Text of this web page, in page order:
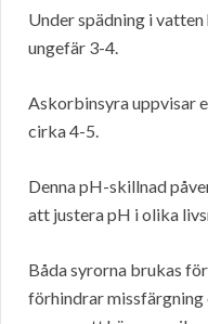
Under spädning i
ungefär 3-4.
Askorbinsyra uppvisar
cirka 4-5.
Denna pH-skillnad
att justera pH i olika
Båda syrorna brukas
förhindrar missfärgning